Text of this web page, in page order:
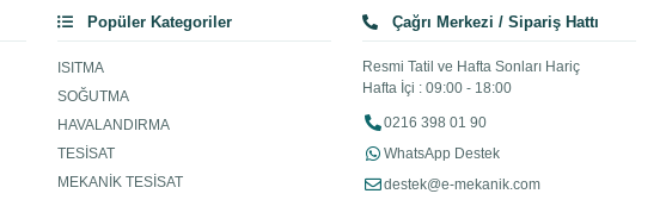
Popüler Kategoriler
ISITMA
SOĞUTMA
HAVALANDIRMA
TESİSAT
MEKANİK TESİSAT
Çağrı Merkezi / Sipariş Hattı
Resmi Tatil ve Hafta Sonları Hariç
Hafta İçi : 09:00 - 18:00
0216 398 01 90
WhatsApp Destek
destek@e-mekanik.com